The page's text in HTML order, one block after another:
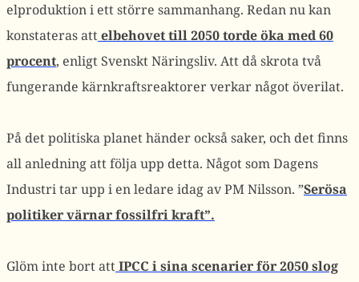
elproduktion i ett större sammanhang. Redan nu kan
konstateras attelbehovet till 2050 torde öka med 60
procent, enligt Svenskt Näringsliv. Att då skrota två
fungerande kärnkraftsreaktorer verkar något överilat.
På det politiska planet händer också saker, och det finns
all anledning att följa upp detta. Något som Dagens
Industri tar upp i en ledare idag av PM Nilsson. ”Serösa
politiker värnar fossilfri kraft”.
Glöm inte bort attIPCC i sina scenarier för 2050 slog